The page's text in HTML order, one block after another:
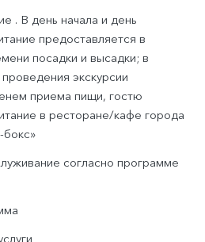
. В день начала и день
предоставляется в
посадки и высадки; в
экскурсии
приема пищи, гостю
в ресторане/кафе города
бокс»
согласно программе